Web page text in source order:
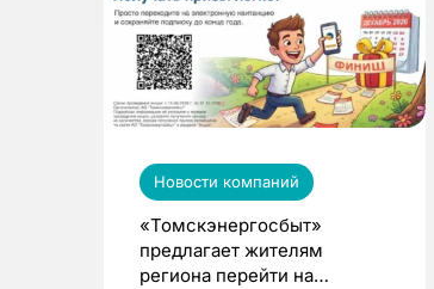
Новости компаний
«Томскэнергосбыт»
предлагает жителям
региона перейти на